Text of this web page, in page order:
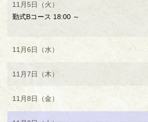
11月5日（火）
勤式Bコース 18:00 ～
11月6日（水）
11月7日（木）
11月8日（金）